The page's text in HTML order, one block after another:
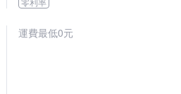
運費最低0元